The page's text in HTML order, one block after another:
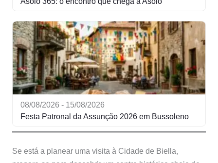
08/08/2026 - 15/08/2026
Festa Patronal da Assunção 2026 em Bussoleno
Se está a planear uma visita à Cidade de Biella,